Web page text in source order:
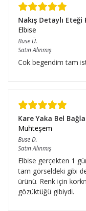
Nakış Detaylı
Elbise
Buse Ü.
Satın Alınmış
Cok begendim tam
Kare Yaka Bel
Muhteşem
BuseD.
Satın Alınmış
Elbise gerçekten 1
tam görseldeki gibi
ürünü. Renk için
gözüktüğü gibiydi.